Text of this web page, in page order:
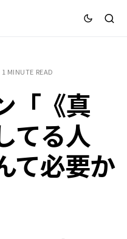
1 MINUTE READ
「《真
てる人
て必要か